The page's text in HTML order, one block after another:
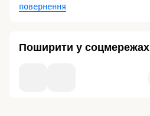
повернення
Поширити у соцмережах